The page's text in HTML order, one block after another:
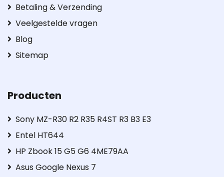
Betaling & Verzending
Veelgestelde vragen
Blog
Sitemap
Producten
Sony MZ-R30 R2 R35 R4ST R3 B3 E3
Entel HT644
HP Zbook 15 G5 G6 4ME79AA
Asus Google Nexus 7